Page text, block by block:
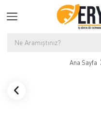
Ana Sayfa